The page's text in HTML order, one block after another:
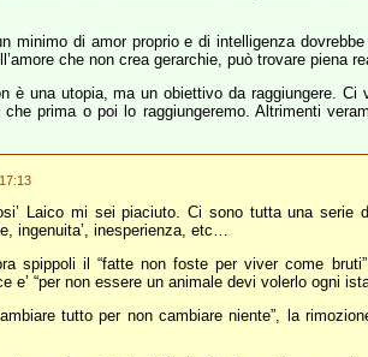
minimo di amor proprio e di intelligenza
che non crea gerarchie, può trovare piena
è una utopia, ma un obiettivo da raggiungere.
che prima o poi lo raggiungeremo. Altrimenti
Laico mi sei piaciuto. Ci sono tutta una serie
ingenuita’, inesperienza, etc…
spippoli il “fatte non foste per viver come
e’ “per non essere un animale devi volerlo ogni
tutto per non cambiare niente”, la